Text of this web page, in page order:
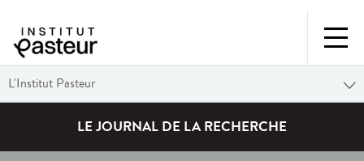
L'Institut Pasteur
LE JOURNAL DE LA RECHERCHE